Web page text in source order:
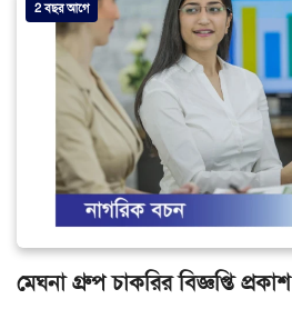
2 বছর আগে
মেঘনা গ্রুপ চাকরির বিজ্ঞপ্তি প্রকাশ